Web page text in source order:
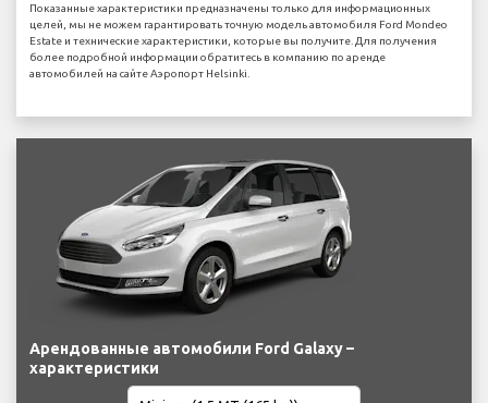
Показанные характеристики предназначены только для информационных
целей, мы не можем гарантировать точную модель автомобиля Ford Mondeo
Estate и технические характеристики, которые вы получите. Для получения
более подробной информации обратитесь в компанию по аренде
автомобилей на сайте Аэропорт Helsinki.
Арендованные автомобили Ford Galaxy –
характеристики